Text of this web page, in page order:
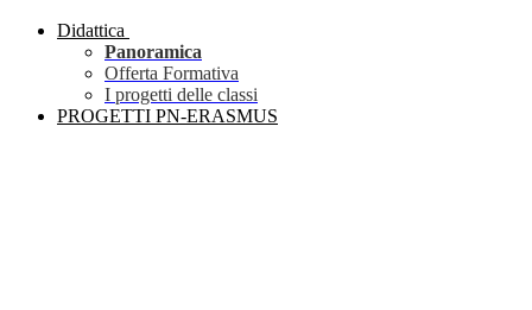
Didattica
Panoramica
Offerta Formativa
I progetti delle classi
PROGETTI PN-ERASMUS